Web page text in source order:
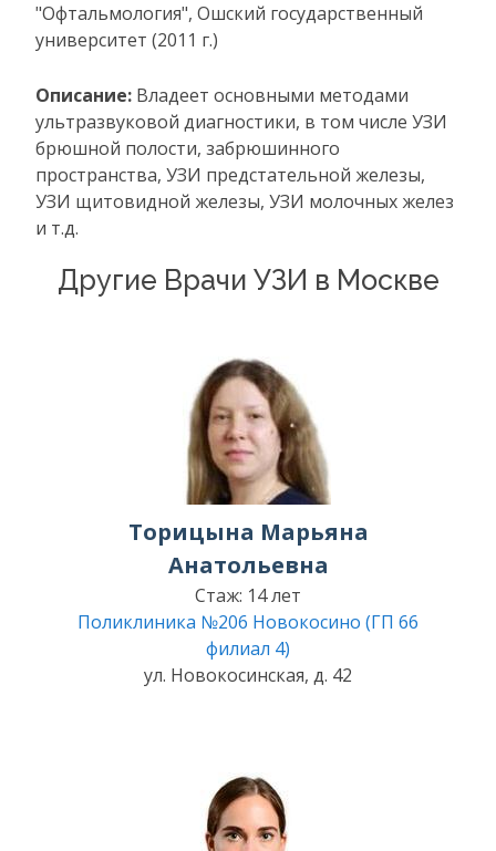
"Офтальмология", Ошский государственный
университет (2011 г.)
Описание: Владеет основными методами
ультразвуковой диагностики, в том числе УЗИ
брюшной полости, забрюшинного
пространства, УЗИ предстательной железы,
УЗИ щитовидной железы, УЗИ молочных желез
и т.д.
Другие Врачи УЗИ в Москве
Торицына Марьяна
Анатольевна
Стаж: 14 лет
Поликлиника №206 Новокосино (ГП 66
филиал 4)
ул. Новокосинская, д. 42